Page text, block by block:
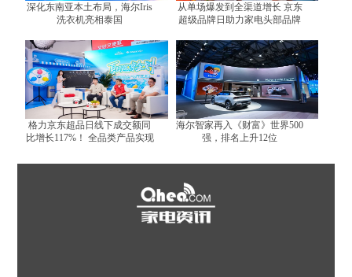
深化东南亚本土布局，海尔Iris
洗衣机亮相泰国
从单场爆发到全渠道增长 京东
超级品牌日助力家电头部品牌
格力京东超品日线下成交额同
比增长117%！ 全品类产品实现
海尔智家再入《财富》世界500
强，排名上升12位